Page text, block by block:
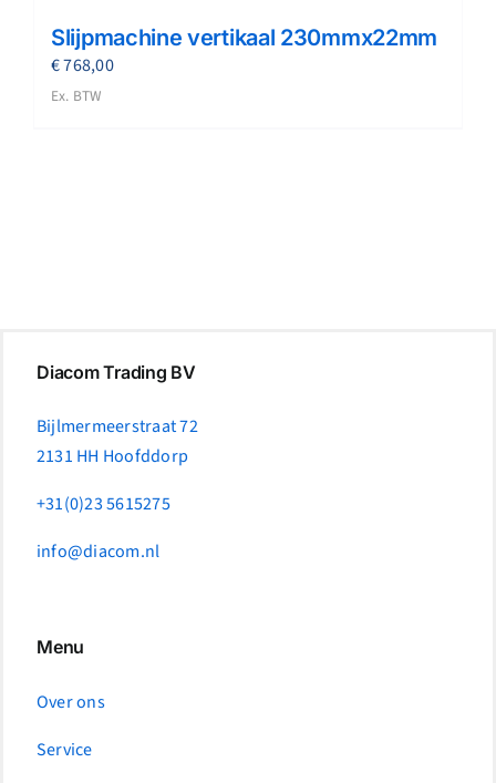
Slijpmachine vertikaal 230mmx22mm
€768,00
Ex. BTW
Diacom Trading BV
Bijlmermeerstraat 72
2131 HH Hoofddorp
+31(0)23 5615275
info@diacom.nl
Menu
Over ons
Service